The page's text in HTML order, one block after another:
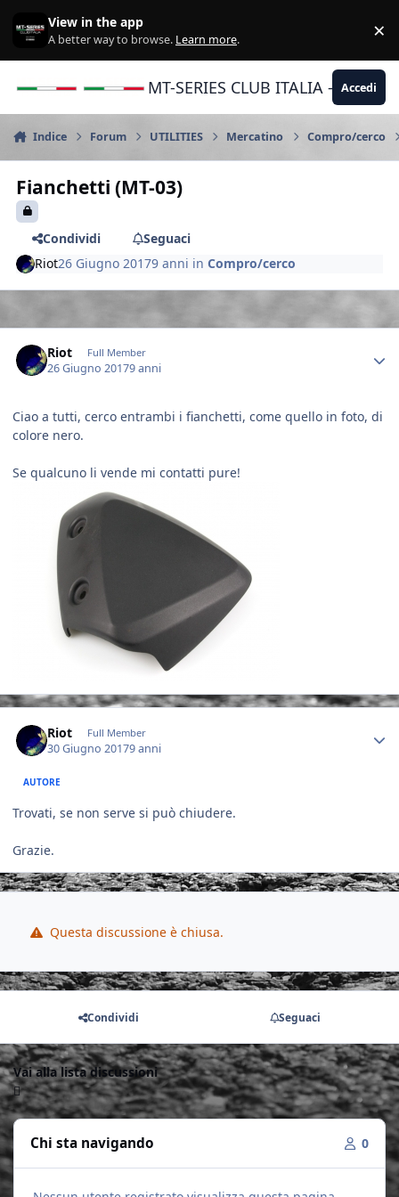
View in the app
A better way to browse. Learn more. ×
MT-SERIES CLUB ITALIA -Accedi
Indice Forum UTILITIES Mercatino Compro/cerco
Fianchetti (MT-03)
Condividi
Seguaci
Riot26 Giugno 20179 anni inCompro/cerco
Riot Full Member
26 Giugno 20179 anni
Ciao a tutti, cerco entrambi i fianchetti, come quello in foto, di
colore nero.
Se qualcuno li vende mi contatti pure!
Riot Full Member
30 Giugno 20179 anni
AUTORE
Trovati, se non serve si può chiudere.
Grazie.
Questa discussione è chiusa.
Condividi Seguaci
Vai alla lista discussioni
Chi sta navigando 0